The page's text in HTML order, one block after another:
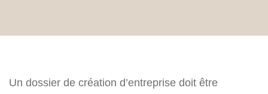
Un dossier de création d’entreprise doit être